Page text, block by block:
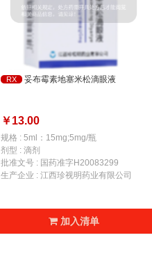
RX 妥布霉素地塞米松滴眼液
￥13.00
规格 : 5ml：15mg;5mg/瓶
剂型 : 滴剂
批准文号 : 国药准字H20083299
生产企业 : 江西珍视明药业有限公司
加入清单